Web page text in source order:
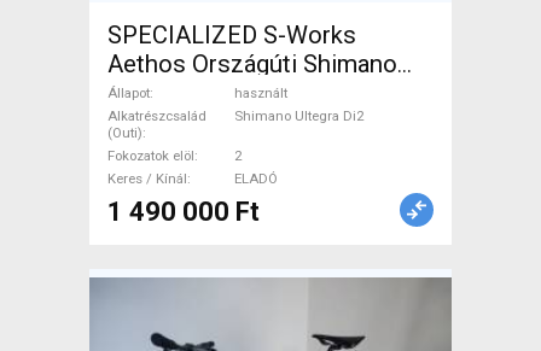
SPECIALIZED S-Works
Aethos Országúti Shimano
Ultegra Di2 tárcsafék használt
ELADÓ
Állapot
használt
Alkatrészcsalád
(Outi)
Shimano Ultegra Di2
Fokozatok elöl
2
Keres / Kínál
ELADÓ
1 490 000 Ft